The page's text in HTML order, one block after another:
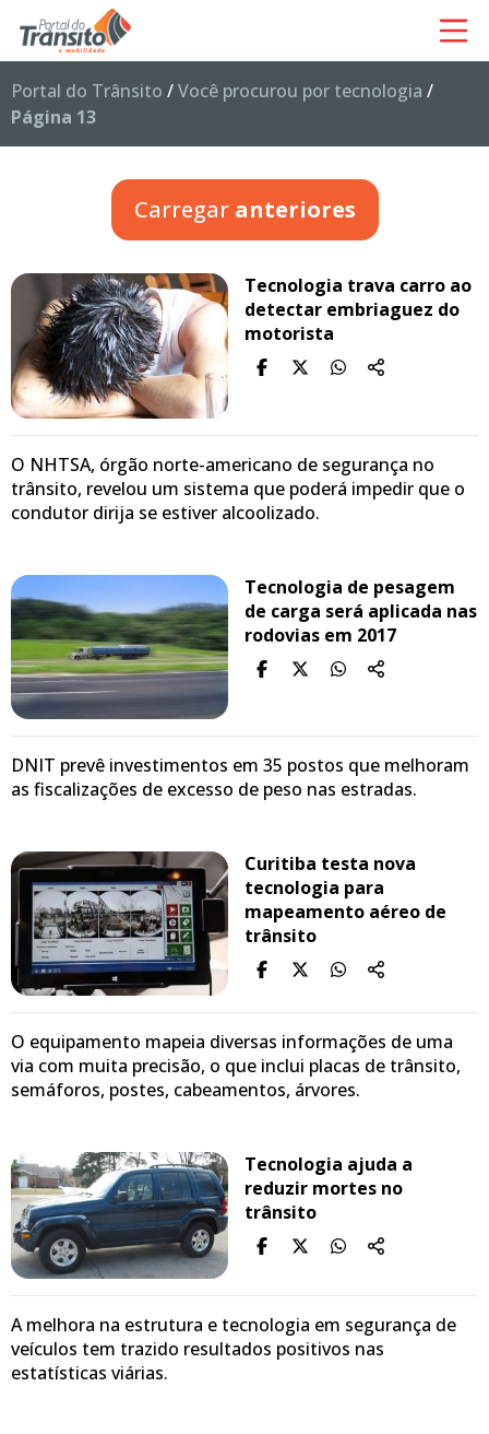
Portal do Trânsito /Você procurou por tecnologia /
Página 13
Carregar anteriores
Tecnologia trava carro ao
detectar embriaguez do
motorista
O NHTSA, órgão norte-americano de segurança no
trânsito, revelou um sistema que poderá impedir que o
condutor dirija se estiver alcoolizado.
Tecnologia de pesagem
de carga será aplicada nas
rodovias em 2017
DNIT prevê investimentos em 35 postos que melhoram
as fiscalizações de excesso de peso nas estradas.
Curitiba testa nova
tecnologia para
mapeamento aéreo de
trânsito
O equipamento mapeia diversas informações de uma
via com muita precisão, o que inclui placas de trânsito,
semáforos, postes, cabeamentos, árvores.
Tecnologia ajuda a
reduzir mortes no
trânsito
A melhora na estrutura e tecnologia em segurança de
veículos tem trazido resultados positivos nas
estatísticas viárias.